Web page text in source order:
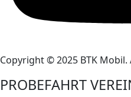
Copyright © 2025 BTK
PROBEFAHRT